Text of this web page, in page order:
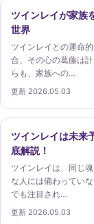
ツインレイが家族
世界
ツインレイとの運命
合、その心の葛藤は
らも、家族への…
更新 2026.05.03
ツインレイは未来
底解説！
ツインレイは、同じ
な人には備わってい
でも注目され…
更新 2026.05.03